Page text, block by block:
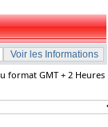
format GMT + 2 Heures